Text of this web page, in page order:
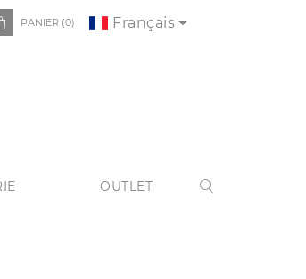
PANIER (0) Français
OUTLET 